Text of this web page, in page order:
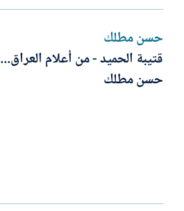
حسن مطلك
قتيبة الحميد - من أعلام العراق...
حسن مطلك